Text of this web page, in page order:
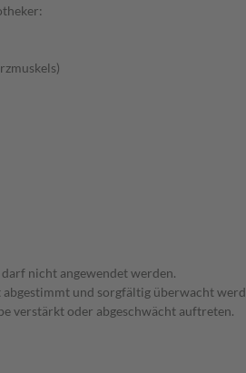
nicht angewendet werden.
und sorgfältig überwacht
verstärkt oder abgeschwächt auftreten.